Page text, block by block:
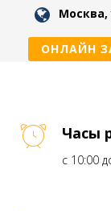
Москва,
ОНЛАЙН
Часы
с 10:00